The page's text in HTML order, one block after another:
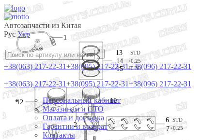
Автозапчасти из Китая
Рус Укр
+38(063) 217-22-31+38(095) 217-22-31+38(096) 217-22-31
+38(063) 217-22-31+38(095) 217-22-31+38(096) 217-22-31
Персональный кабинет
Магазинам и СТО
Оплата и доставка
Гарантии и возврат
Контакты
STD
+0.25
+0.50
STD
+0.25
1
13
14
15
12 10
2
6
7